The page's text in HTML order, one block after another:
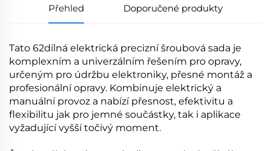
Přehled Doporučené produkty
Tato 62dílná elektrická precizní šroubová sada je
komplexním a univerzálním řešením pro opravy,
určeným pro údržbu elektroniky, přesné montáž a
profesionální opravy. Kombinuje elektrický a
manuální provoz a nabízí přesnost, efektivitu a
flexibilitu jak pro jemné součástky, tak i aplikace
vyžadující vyšší točivý moment.